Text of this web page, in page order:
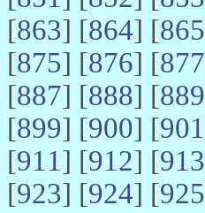
[863] [864] [865
[875] [876] [877
[887] [888] [889
[899] [900] [901
[911] [912] [913
[923] [924] [925